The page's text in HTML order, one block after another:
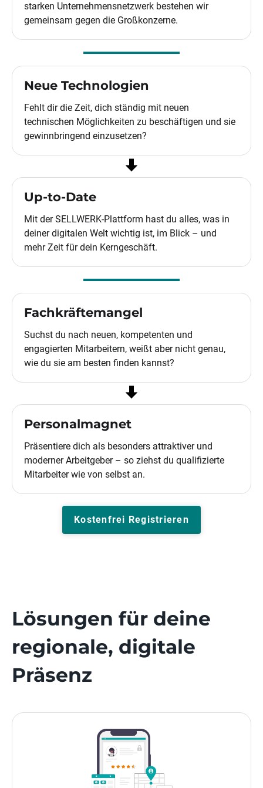
starken Unternehmensnetzwerk bestehen wir
gemeinsam gegen die Großkonzerne.
Neue Technologien
Fehlt dir die Zeit, dich ständig mit neuen
technischen Möglichkeiten zu beschäftigen und sie
gewinnbringend einzusetzen?
Up-to-Date
Mit der SELLWERK-Plattform hast du alles, was in
deiner digitalen Welt wichtig ist, im Blick – und
mehr Zeit für dein Kerngeschäft.
Fachkräftemangel
Suchst du nach neuen, kompetenten und
engagierten Mitarbeitern, weißt aber nicht genau,
wie du sie am besten finden kannst?
Personalmagnet
Präsentiere dich als besonders attraktiver und
moderner Arbeitgeber – so ziehst du qualifizierte
Mitarbeiter wie von selbst an.
Kostenfrei Registrieren
Lösungen für deine
regionale, digitale
Präsenz